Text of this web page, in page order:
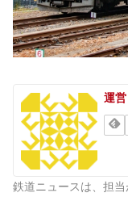
運営
鉄道ニュースは、担